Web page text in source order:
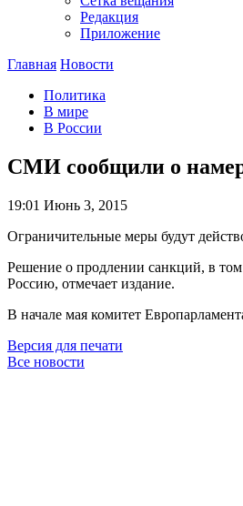
Редакция
Приложение
Главная Новости
Политика
В мире
В России
СМИ сообщили о
19:01 Июнь 3, 2015
Ограничительные меры будут
Решение о продлении санкций, в
Россию, отмечает издание.
В начале мая комитет
Версия для печати
Все новости